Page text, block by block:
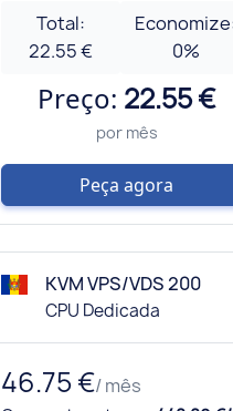
Total:
22.55 €
0%
Preço: 22.55 €
por mês
Peça agora
KVM VPS/VDS 200
CPU Dedicada
46.75 €/ mês